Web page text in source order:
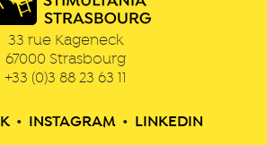
33 rue Kageneck
67000 Strasbourg
+33 (0)3 88 23 63 11
• INSTAGRAM • LINKEDIN